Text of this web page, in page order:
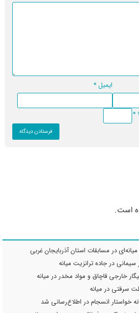
ایمیل*
*
است.
در مسابقات استان آذربایجان غربی
خواستار انسجام در اطلاع‌رسانی شد